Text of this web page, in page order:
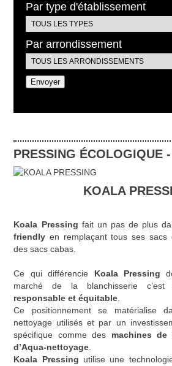
Par type d'établissement
Par arrondissement
PRESSING ÉCOLOGIQUE
KOALA
Koala Pressing fait un pas de plus
friendly en remplaçant tous ses sacs
des sacs cabas.
Ce qui différencie Koala Pressing
marché de la blanchisserie c’est
responsable et équitable
Ce positionnement se matérialise
nettoyage utilisés et par un
spécifique comme des machines
d’Aqua-nettoyage
Koala Pressing utilise une